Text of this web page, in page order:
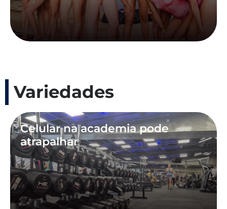
Variedades
Celular na academia pode
atrapalhar